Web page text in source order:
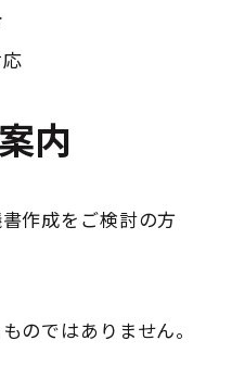
内
作成をご検討の方
のではありません。